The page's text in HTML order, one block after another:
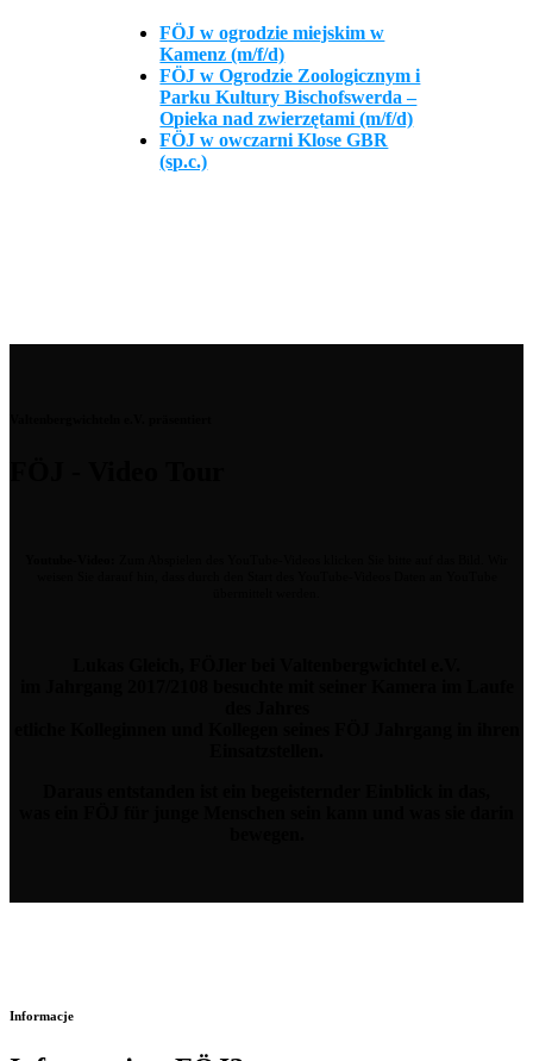
FÖJ w ogrodzie miejskim w
Kamenz (m/f/d)
FÖJ w Ogrodzie Zoologicznym i
Parku Kultury Bischofswerda –
Opieka nad zwierzętami (m/f/d)
FÖJ w owczarni Klose GBR
(sp.c.)
Informacje